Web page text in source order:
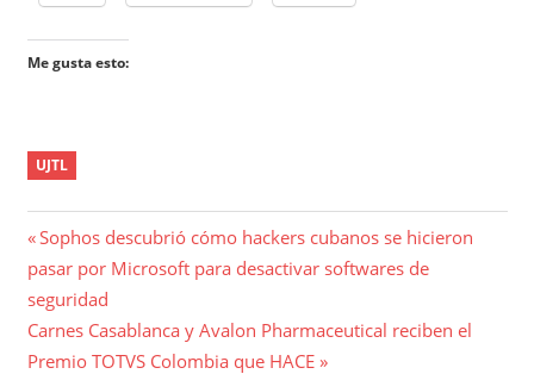
Me gusta esto:
UJTL
Navegación
de
entradas
Entrada
anterior:
Sophos descubrió cómo hackers cubanos se hicieron
pasar por Microsoft para desactivar softwares de
seguridad
Entrada
siguiente:
Carnes Casablanca y Avalon Pharmaceutical reciben el
Premio TOTVS Colombia que HACE